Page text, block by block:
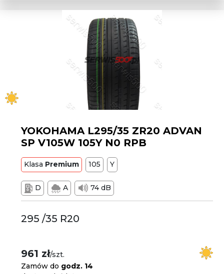
YOKOHAMA L295/35 ZR20 ADVAN
SP V105W 105Y N0 RPB
Klasa Premium 105 Y
D A 74 dB
295 /35 R20
961 zł/szt.
Zamów do godz. 14